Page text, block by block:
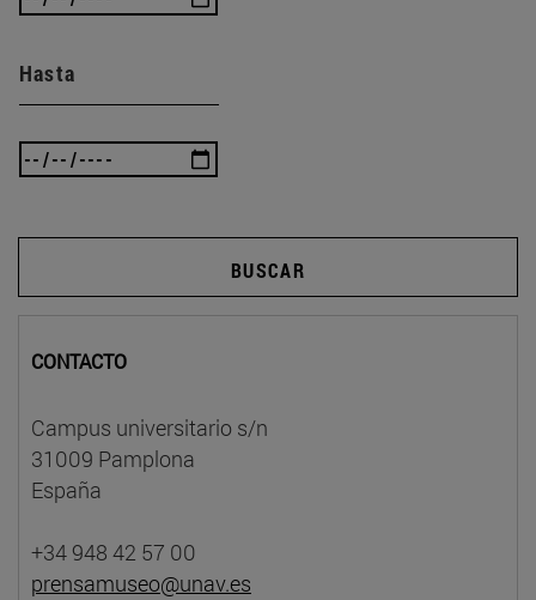
Hasta
BUSCAR
CONTACTO
Campus universitario s/n
31009 Pamplona
España
+34 948 42 57 00
prensamuseo@unav.es